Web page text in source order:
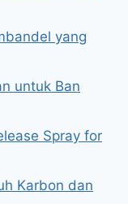
yang
untuk Ban
Spray for
Karbon dan